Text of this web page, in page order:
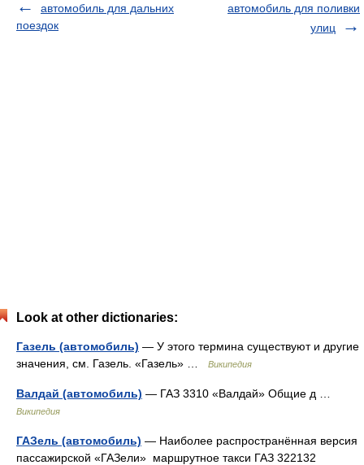
автомобиль для дальних
поездок
автомобиль для поливки
улиц
Look at other dictionaries:
Газель (автомобиль) — У этого термина существуют и другие
значения, см. Газель. «Газель» …
Википедия
Валдай (автомобиль) — ГАЗ 3310 «Валдай» Общие д …
Википедия
ГАЗель (автомобиль) — Наиболее распространённая версия
пассажирской «ГАЗели» маршрутное такси ГАЗ 322132